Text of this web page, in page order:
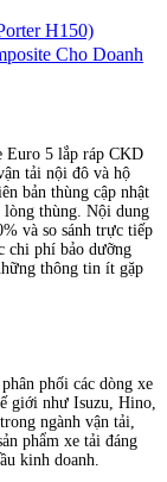
H150)
Cho Doanh
Euro 5 lắp ráp CKD
tải nội đô và hộ
bản thùng cập nhật
lòng thùng. Nội dung
và so sánh trực tiếp
chi phí bảo dưỡng
thông tin ít gặp
phối các dòng xe
giới như Isuzu, Hino,
ngành vận tải,
phẩm xe tải đáng
kinh doanh.